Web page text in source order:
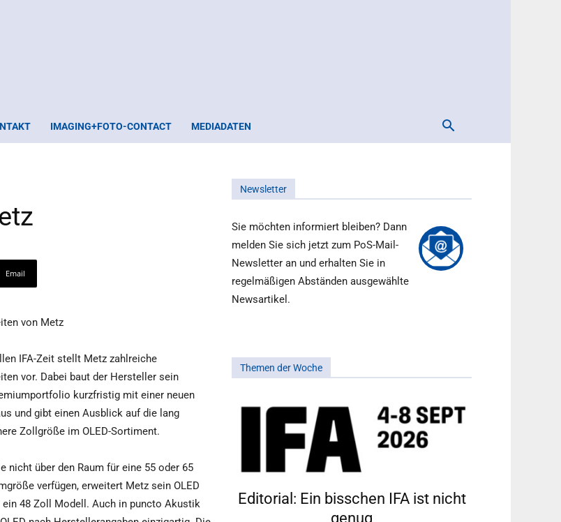
IMAGING+FOTO-CONTACT MEDIADATEN
Email
von Metz
IFA-Zeit stellt Metz zahlreiche
vor. Dabei baut der Hersteller sein
kurzfristig mit einer neuen
und gibt einen Ausblick auf die lang
Zollgröße im OLED-Sortiment.
nicht über den Raum für eine 55 oder 65
verfügen, erweitert Metz sein OLED
48 Zoll Modell. Auch in puncto Akustik
Newsletter
Sie möchten informiert bleiben? Dann
melden Sie sich jetzt zum PoS-Mail-
Newsletter an und erhalten Sie in
regelmäßigen Abständen ausgewählte
Newsartikel.
Themen der Woche
Editorial: Ein bisschen IFA ist nicht
genug